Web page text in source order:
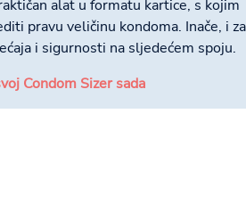
alat u formatu kartice, s kojim
pravu veličinu kondoma. Inače, i za
i sigurnosti na sljedećem spoju.
Condom Sizer sada